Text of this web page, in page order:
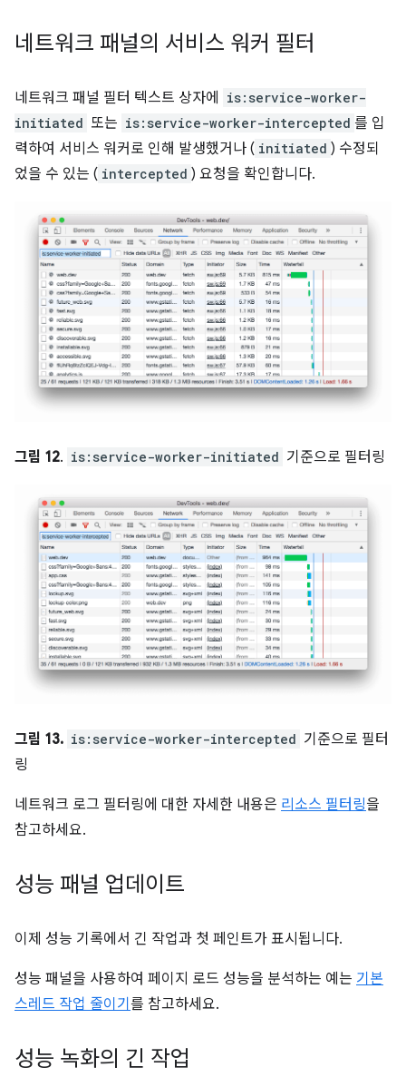
네트워크 패널의 서비스 워커 필터
네트워크 패널 필터 텍스트 상자에
is:service-worker-
initiated 또는 is:service-worker-intercepted 를 입
력하여 서비스 워커로 인해 발생했거나 ( initiated ) 수정되
었을 수 있는 ( intercepted ) 요청을 확인합니다.
그림 12. is:service-worker-initiated 기준으로 필터링
그림 13. is:service-worker-intercepted 기준으로 필터
링
네트워크 로그 필터링에 대한 자세한 내용은 리소스 필터링을
참고하세요.
성능 패널 업데이트
이제 성능 기록에서 긴 작업과 첫 페인트가 표시됩니다.
성능 패널을 사용하여 페이지 로드 성능을 분석하는 예는 기본
스레드 작업 줄이기 를 참고하세요.
성능 녹화의 긴 작업